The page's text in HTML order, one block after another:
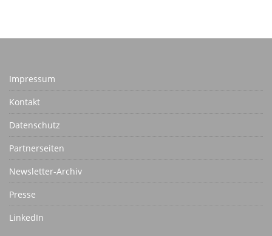
Impressum
Kontakt
Datenschutz
Partnerseiten
Newsletter-Archiv
Presse
LinkedIn